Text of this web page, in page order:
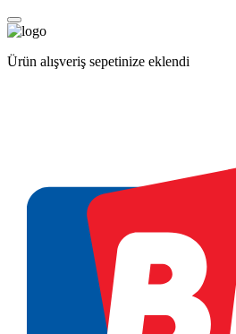
Ürün alışveriş sepetinize eklendi